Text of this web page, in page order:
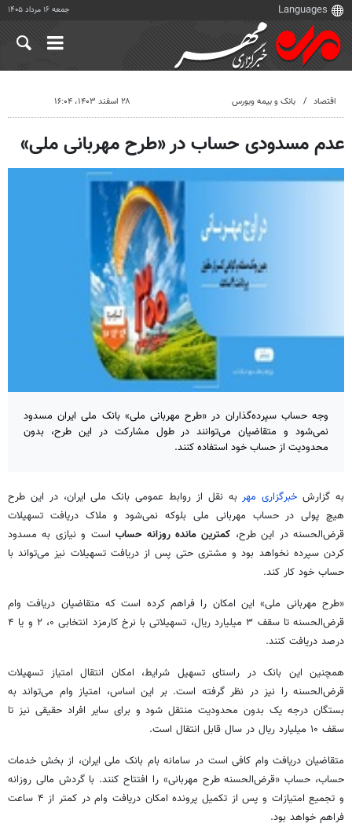
جمعه ۱۶ مرداد ۱۴۰۵
اقتصاد بانک و بیمه وبورس ۲۸ اسفند ۱۴۰۳، ۱۶:۰۴
عدم مسدودی حساب در «طرح مهربانی ملی»
وجه حساب سپرده‌گذاران در «طرح مهربانی ملی» بانک ملی ایران مسدود
نمی‌شود و متقاضیان می‌توانند در طول مشارکت در این طرح، بدون
محدودیت از حساب خود استفاده کنند.
به گزارش خبرگزاری مهربه نقل از روابط عمومی بانک ملی ایران، در این طرح
هیچ پولی در حساب مهربانی ملی بلوکه نمی‌شود و ملاک دریافت تسهیلات
قرض‌الحسنه در این طرح، کمترین مانده روزانه حساباست و نیازی به مسدود
کردن سپرده نخواهد بود و مشتری حتی پس از دریافت تسهیلات نیز می‌تواند با
حساب خود کار کند.
«طرح مهربانی ملی» این امکان را فراهم کرده است که متقاضیان دریافت وام
قرض‌الحسنه تا سقف ۳ میلیارد ریال، تسهیلاتی با نرخ کارمزد انتخابی ۰، ۲ و یا ۴
درصد دریافت کنند.
همچنین این بانک در راستای تسهیل شرایط، امکان انتقال امتیاز تسهیلات
قرض‌الحسنه را نیز در نظر گرفته است. بر این اساس، امتیاز وام می‌تواند به
بستگان درجه یک بدون محدودیت منتقل شود و برای سایر افراد حقیقی نیز تا
سقف ۱۰ میلیارد ریال در سال قابل انتقال است.
متقاضیان دریافت وام کافی است در سامانه بام بانک ملی ایران، از بخش خدمات
حساب، حساب «قرض‌الحسنه طرح مهربانی» را افتتاح کنند. با گردش مالی روزانه
و تجمیع امتیازات و پس از تکمیل پرونده امکان دریافت وام در کمتر از ۴ ساعت
فراهم خواهد بود.